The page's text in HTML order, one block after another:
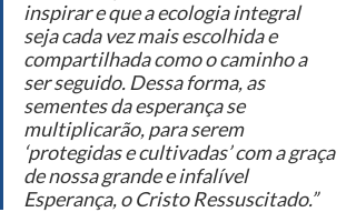
inspirar e que a ecologia integral
seja cada vez mais escolhida e
compartilhada como o caminho a
ser seguido. Dessa forma, as
sementes da esperança se
multiplicarão, para serem
‘protegidas e cultivadas’ com a graça
de nossa grande e infalível
Esperança, o Cristo Ressuscitado.”